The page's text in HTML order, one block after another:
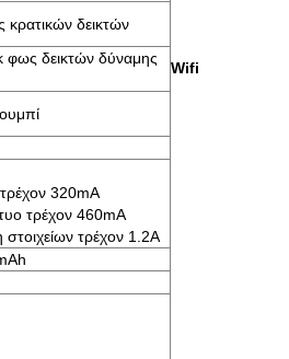
Wifi
δεικτών
φως δεικτών δύναμης
320mA
τρέχον 460mA
τρέχον 1.2A